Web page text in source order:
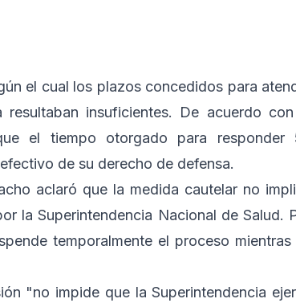
el cual los plazos concedidos para
insuficientes. De acuerdo
el tiempo otorgado para responder
de su derecho de defensa.
aclaró que la medida cautelar no
la Superintendencia Nacional de Salud.
temporalmente el proceso mientras
"no impide que la Superintendencia